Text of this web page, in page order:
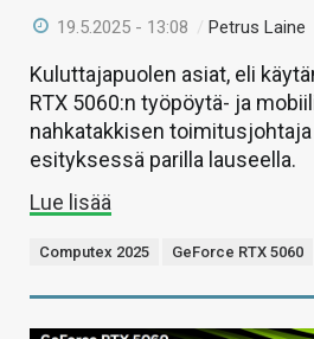
19.5.2025 - 13:08 /Petrus Laine
Kuluttajapuolen asiat, eli
RTX 5060:n työpöytä- ja
nahkatakkisen
esityksessä parilla lauseella.
Lue lisää
Computex 2025 GeForce RTX 5060